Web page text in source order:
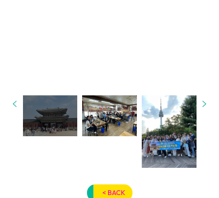
< BACK